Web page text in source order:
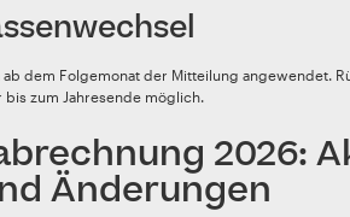
dem Folgemonat der Mitteilung angewendet.
zum Jahresende möglich.
2026:
Änderungen